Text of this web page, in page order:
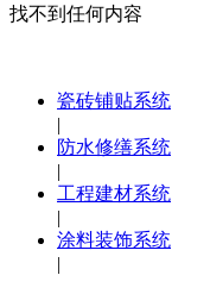
找不到任何内容
瓷砖铺贴系统
|
防水修缮系统
|
工程建材系统
|
涂料装饰系统
|